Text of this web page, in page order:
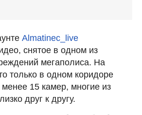
Аlmatinec_live
снятое в одном из
мегаполиса. На
только в одном коридоре
15 камер, многие из
друг к другу.